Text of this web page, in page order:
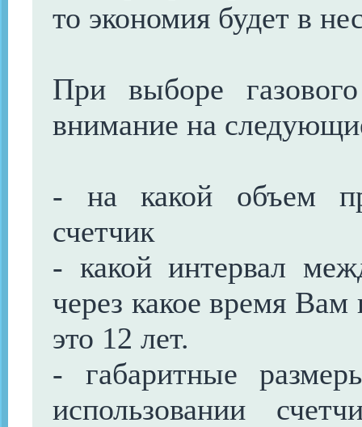
то экономия будет в
При выборе
внимание на
- на какой объем
счетчик
- какой интервал
через какое время
это 12 лет.
- габаритные
использовании